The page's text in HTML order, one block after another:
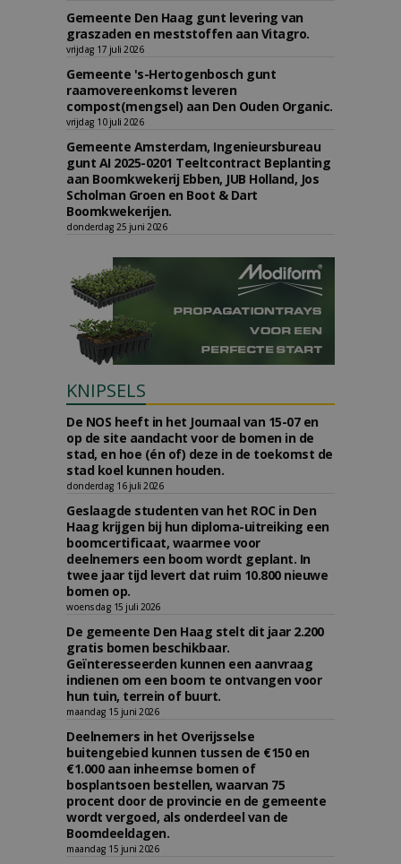
Gemeente Den Haag gunt levering van
graszaden en meststoffen aan Vitagro.
vrijdag 17 juli 2026
Gemeente 's-Hertogenbosch gunt
raamovereenkomst leveren
compost(mengsel) aan Den Ouden Organic.
vrijdag 10 juli 2026
Gemeente Amsterdam, Ingenieursbureau
gunt AI 2025-0201 Teeltcontract Beplanting
aan Boomkwekerij Ebben, JUB Holland, Jos
Scholman Groen en Boot & Dart
Boomkwekerijen.
donderdag 25 juni 2026
KNIPSELS
De NOS heeft in het Journaal van 15-07 en
op de site aandacht voor de bomen in de
stad, en hoe (én of) deze in de toekomst de
stad koel kunnen houden.
donderdag 16 juli 2026
Geslaagde studenten van het ROC in Den
Haag krijgen bij hun diploma-uitreiking een
boomcertificaat, waarmee voor
deelnemers een boom wordt geplant. In
twee jaar tijd levert dat ruim 10.800 nieuwe
bomen op.
woensdag 15 juli 2026
De gemeente Den Haag stelt dit jaar 2.200
gratis bomen beschikbaar.
Geïnteresseerden kunnen een aanvraag
indienen om een boom te ontvangen voor
hun tuin, terrein of buurt.
maandag 15 juni 2026
Deelnemers in het Overijsselse
buitengebied kunnen tussen de €150 en
€1.000 aan inheemse bomen of
bosplantsoen bestellen, waarvan 75
procent door de provincie en de gemeente
wordt vergoed, als onderdeel van de
Boomdeeldagen.
maandag 15 juni 2026